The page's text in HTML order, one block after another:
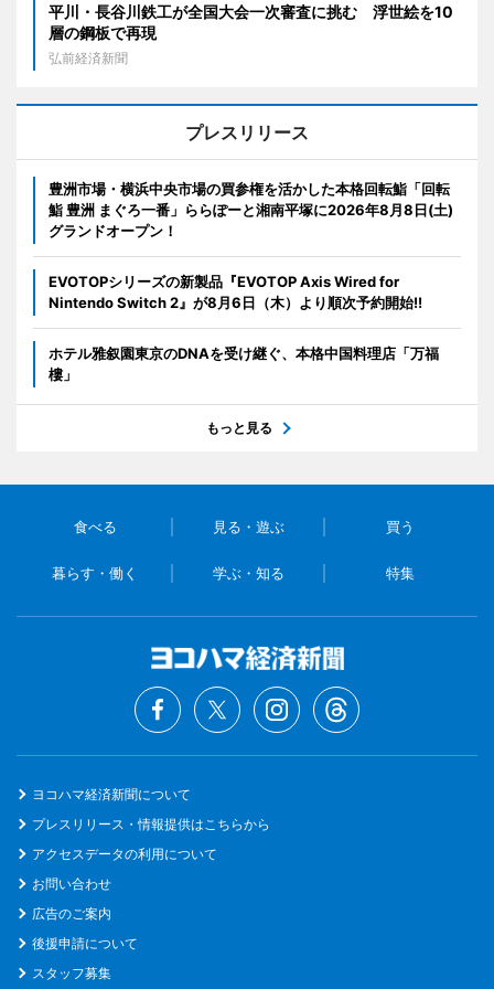
平川・長谷川鉄工が全国大会一次審査に挑む 浮世絵を10
層の鋼板で再現
弘前経済新聞
プレスリリース
豊洲市場・横浜中央市場の買参権を活かした本格回転鮨「回転
鮨 豊洲 まぐろ一番」ららぽーと湘南平塚に2026年8月8日(土)
グランドオープン！
EVOTOPシリーズの新製品『EVOTOP Axis Wired for
Nintendo Switch 2』が8月6日（木）より順次予約開始!!
ホテル雅叙園東京のDNAを受け継ぐ、本格中国料理店「万福
樓」
もっと見る
食べる 見る・遊ぶ 買う
暮らす・働く 学ぶ・知る 特集
ヨコハマ経済新聞について
プレスリリース・情報提供はこちらから
アクセスデータの利用について
お問い合わせ
広告のご案内
後援申請について
スタッフ募集